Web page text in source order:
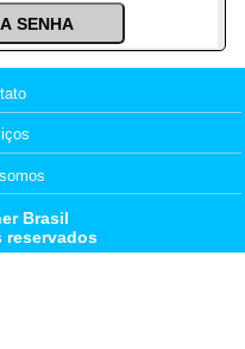
Brasil
reservados